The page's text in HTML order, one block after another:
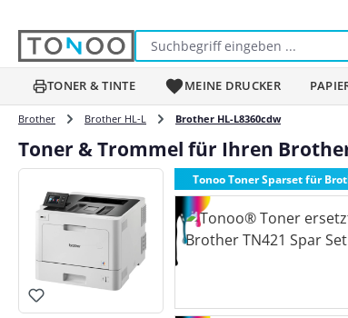
TONER & TINTE MEINE DRUCKER
Brother Brother HL-L Brother HL-L8360cdw
Toner & Trommel für Ihren
Tonoo Toner Sparset für